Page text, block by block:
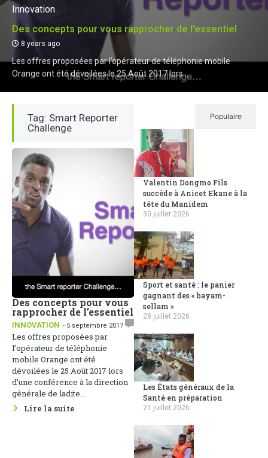
Innovation
Des concepts pour vous rapprocher de l’essentiel
8 years ago
Les offres proposées par l’opérateur de téléphonie mobile
Orange ont été dévoilées le 25 Août 2017 lors...
Tag: Smart Reporter
Challenge
Des concepts pour vous
rapprocher de l’essentiel
INNOVATION - 5 septembre 2017
Les offres proposées par
l’opérateur de téléphonie
mobile Orange ont été
dévoilées le 25 Août 2017 lors
d’une conférence à la direction
générale de ladite...
Lire la suite
Populaire
Valentin Dongmo Fils
succède à Anicet Ekane à la
tête du Manidem
30 juillet 2026
Sport et santé : le panier
gagnant des « bayam-
sellam »
28 juillet 2026
Les États généraux de la
Santé en préparation
21 juillet 2026